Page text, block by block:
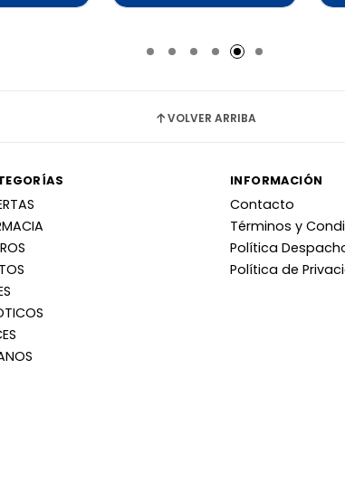
VOLVER ARRIBA
INFORMACIÓN
Contacto
Términos y
Política
Política de